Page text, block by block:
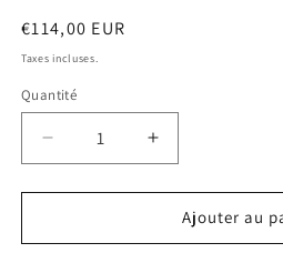
Prix
habituel
€114,00 EUR
Taxes incluses.
Quantité
Quantité
Réduire
la
quantité
Pouf
Augmenter
la
quantité
Pouf
Ajouter au